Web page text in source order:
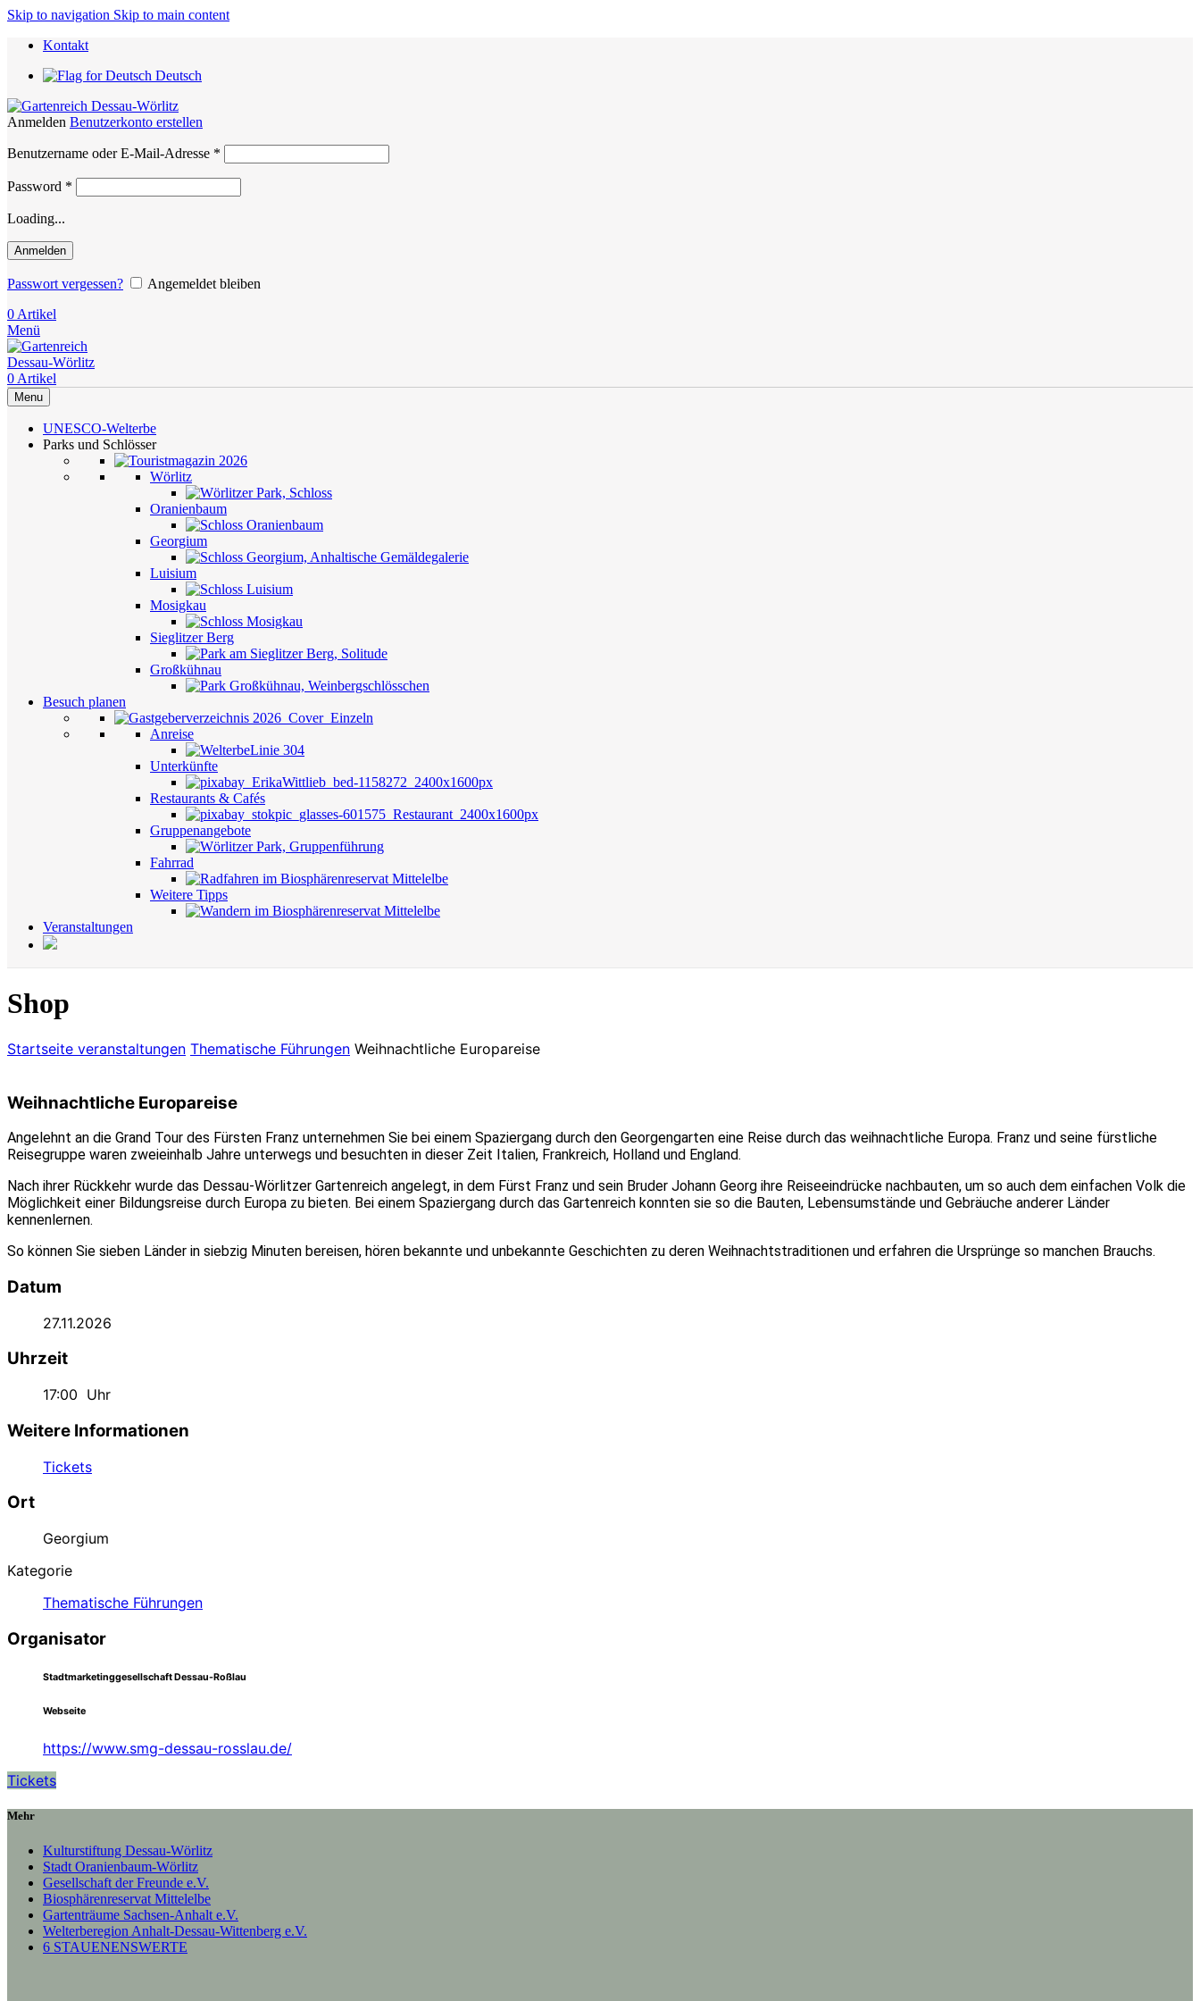
Skip to navigation Skip to main content
Kontakt
Deutsch
Anmelden Benutzerkonto erstellen
Benutzername oder E-Mail-Adresse *
Password *
Loading...
Anmelden
Passwort vergessen?
Angemeldet bleiben
0 Artikel
Menü
0 Artikel
Menu
UNESCO-Welterbe
Parks und Schlösser
Wörlitz
Oranienbaum
Georgium
Luisium
Mosigkau
Sieglitzer Berg
Großkühnau
Besuch planen
Anreise
Unterkünfte
Restaurants & Cafés
Gruppenangebote
Fahrrad
Weitere Tipps
Veranstaltungen
Shop
Startseite veranstaltungen Thematische Führungen Weihnachtliche Europareise
Weihnachtliche Europareise
Angelehnt an die Grand Tour des Fürsten Franz unternehmen Sie bei einem Spaziergang durch den Georgengarten eine Reise durch das weihnachtliche Europa. Franz und seine fürstliche
Reisegruppe waren zweieinhalb Jahre unterwegs und besuchten in dieser Zeit Italien, Frankreich, Holland und England.
Nach ihrer Rückkehr wurde das Dessau-Wörlitzer Gartenreich angelegt, in dem Fürst Franz und sein Bruder Johann Georg ihre Reiseeindrücke nachbauten, um so auch dem einfachen Volk die
Möglichkeit einer Bildungsreise durch Europa zu bieten. Bei einem Spaziergang durch das Gartenreich konnten sie so die Bauten, Lebensumstände und Gebräuche anderer Länder
kennenlernen.
So können Sie sieben Länder in siebzig Minuten bereisen, hören bekannte und unbekannte Geschichten zu deren Weihnachtstraditionen und erfahren die Ursprünge so manchen Brauchs.
Datum
27.11.2026
Uhrzeit
17:00 Uhr
Weitere Informationen
Tickets
Ort
Georgium
Kategorie
Thematische Führungen
Organisator
Stadtmarketinggesellschaft Dessau-Roßlau
Webseite
https://www.smg-dessau-rosslau.de/
Tickets
Mehr
Kulturstiftung Dessau-Wörlitz
Stadt Oranienbaum-Wörlitz
Gesellschaft der Freunde e.V.
Biosphärenreservat Mittelelbe
Gartenträume Sachsen-Anhalt e.V.
Welterberegion Anhalt-Dessau-Wittenberg e.V.
6 STAUENENSWERTE